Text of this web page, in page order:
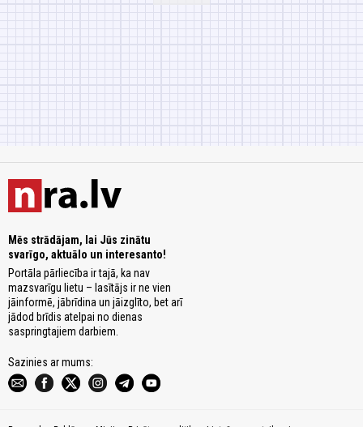
Mēs strādājam, lai Jūs zinātu
svarīgo, aktuālo un interesanto!
Portāla pārliecība ir tajā, ka nav
mazsvarīgu lietu – lasītājs ir ne vien
jāinformē, jābrīdina un jāizglīto, bet arī
jādod brīdis atelpai no dienas
saspringtajiem darbiem.
Sazinies ar mums: